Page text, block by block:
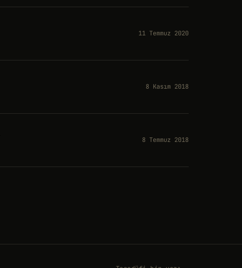
11 Temmuz 2020
8 Kasım 2018
8 Temmuz 2018